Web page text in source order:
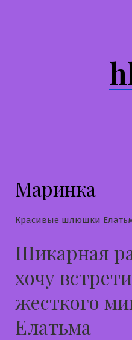
Маринка
Красивые шлюшки
Шикарная
хочу
жесткого
Елатьма